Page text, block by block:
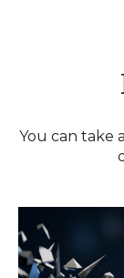
You can take